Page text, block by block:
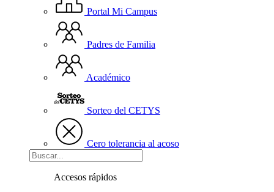
Portal Mi Campus
Padres de Familia
Académico
Sorteo del CETYS
Cero tolerancia al acoso
Accesos rápidos